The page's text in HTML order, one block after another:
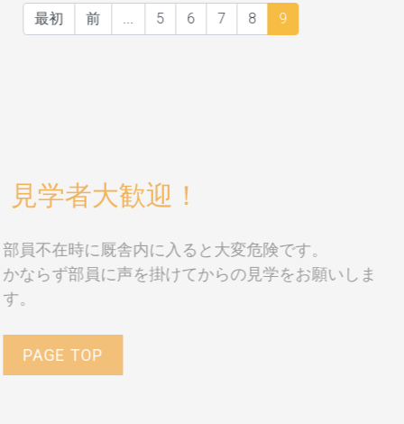
最初 前 ... 5 6 7 8 9
見学者大歓迎！
部員不在時に厩舎内に入ると大変危険です。
かならず部員に声を掛けてからの見学をお願いしま
す。
PAGE TOP